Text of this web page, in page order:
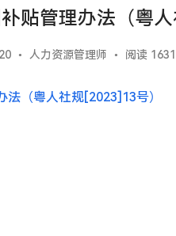
贴管理办法（粤
• 人力资源管理师 • 阅读 1631
（粤人社规[2023]13号）